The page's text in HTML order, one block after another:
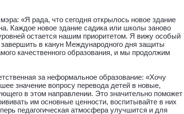
«Я рада, что сегодня открылось новое здание
Каждое новое здание садика или школы заново
остается нашим приоритетом. Я вижу особый
в канун Международного дня защиты
качественного образования, и мы продолжим
за неформальное образование: «Хочу
значение вопросу перевода детей в новые,
в этом направлении. Это значительно поможет
им основные ценности, воспитывайте в них
педагогическая атмосфера улучшится и для